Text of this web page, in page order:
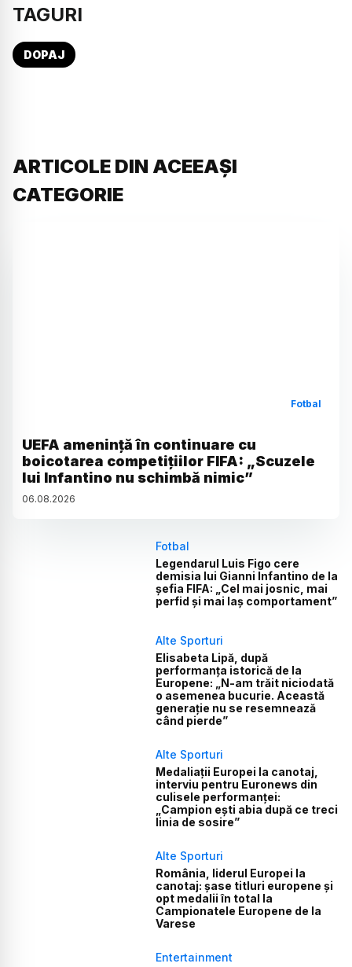
TAGURI
DOPAJ
ARTICOLE DIN ACEEAȘI
CATEGORIE
Fotbal
UEFA amenință în continuare cu
boicotarea competițiilor FIFA: „Scuzele
lui Infantino nu schimbă nimic”
06.08.2026
Fotbal
Legendarul Luis Figo cere
demisia lui Gianni Infantino de la
șefia FIFA: „Cel mai josnic, mai
perfid și mai laș comportament”
Alte Sporturi
Elisabeta Lipă, după
performanța istorică de la
Europene: „N-am trăit niciodată
o asemenea bucurie. Această
generație nu se resemnează
când pierde”
Alte Sporturi
Medaliații Europei la canotaj,
interviu pentru Euronews din
culisele performanței:
„Campion ești abia după ce treci
linia de sosire”
Alte Sporturi
România, liderul Europei la
canotaj: șase titluri europene și
opt medalii în total la
Campionatele Europene de la
Varese
Entertainment